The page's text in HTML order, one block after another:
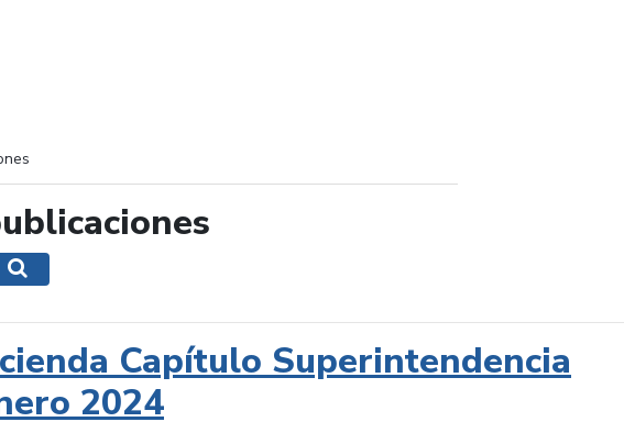
opciones de búsqueda
Capítulo Superintendencia
2024